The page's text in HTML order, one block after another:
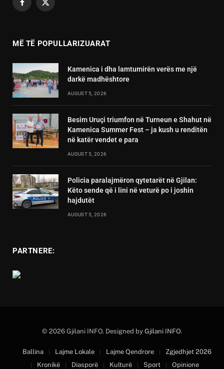
Facebook
X
MË TË POPULLARIZUARAT
Kamenica i dha lamtumirën verës me një
darkë madhështore
AUGUST 5, 2026
Besim Uruçi triumfon në Turneun e Shahut në
Kamenica Summer Fest – ja kush u renditën
në katër vendet e para
AUGUST 5, 2026
Policia paralajmëron qytetarët në Gjilan:
Këto sende që i lini në veturë po i joshin
hajdutët
AUGUST 5, 2026
PARTNERE:
© 2026 Gjilani INFO. Designed by Gjilani INFO.
Ballina Lajme Lokale Lajme Qendrore
Zgjedhjet 2026
Kronikë
Diasporë Kulturë Sport Opinione